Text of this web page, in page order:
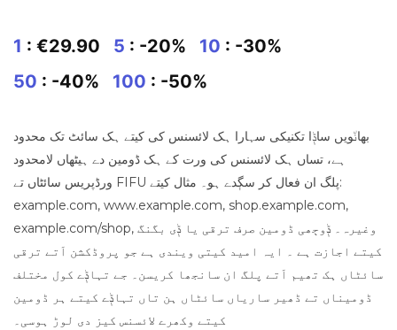
1 : €29.90 5 : -20% 10 : -30%
50 : -40% 100 : -50%
بھان٘ویں ساݙا تکنیکی سہارا ہک لائسنس کی کیتے ہک سائٹ تک محدود
ہے، تساں ہک لائسنس کی ورت کے ہک ڈومین دے ہیٹھاں لامحدود
ورڈپریس سائٹاں تے FIFU پلگ ان فعال کر سڳدے ہو۔ مثال کیتے:
example.com, www.example.com, shop.example.com,
example.com/shop, وغیرہ۔ ݙوڄھی ڈومین صرف ترقی یا ݙی بگنگ
کیتے اجازت ہے ۔ ایہ امید کیتی ویندی ہے جو پروڈکشن اَتے ترقی
سائٹاں ہک تھیم اَتے پلگ ان سانجھا کریسن۔ جے تہاݙے کول مختلف
ڈومیناں تے ڈھیر ساریاں سائٹاں ہن تاں تہاݙے کیتے ہر ڈومین
کیتے وکھرے لائسنس کیز دی لوڑ ہوسی۔